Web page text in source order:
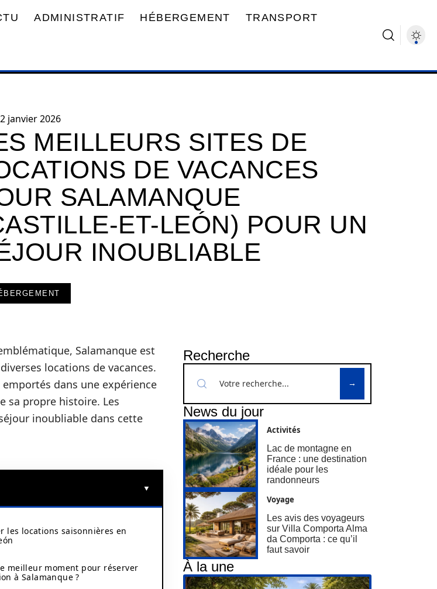
ADMINISTRATIF HÉBERGEMENT TRANSPORT
janvier 2026
MEILLEURS SITES DE
DE VACANCES
SALAMANQUE
ET-LEÓN) POUR UN
INOUBLIABLE
Salamanque est
locations de vacances.
dans une expérience
sa propre histoire. Les
inoubliable dans cette
les locations saisonnières en
meilleur moment pour réserver
à Salamanque ?
Recherche
News du jour
Activités
Lac de montagne en
France : une destination
idéale pour les
randonneurs
Voyage
Les avis des voyageurs
sur Villa Comporta Alma
da Comporta : ce qu’il
faut savoir
À la une